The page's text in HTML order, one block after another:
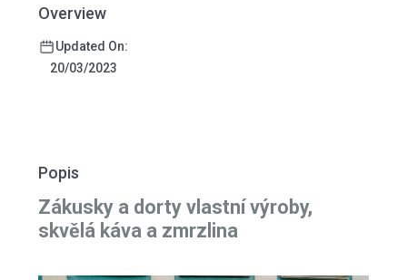
Overview
Updated On:
20/03/2023
Popis
Zákusky a dorty vlastní výroby,
skvělá káva a zmrzlina